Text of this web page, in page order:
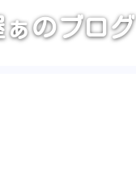
のブログ